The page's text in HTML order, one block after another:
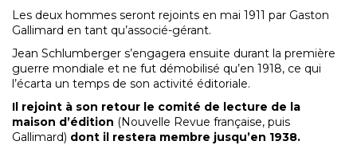
Les deux hommes seront rejoints en mai 1911 par Gaston
Gallimard en tant qu’associé-gérant.
Jean Schlumberger s’engagera ensuite durant la première
guerre mondiale et ne fut démobilisé qu’en 1918, ce qui
l’écarta un temps de son activité éditoriale.
Il rejoint à son retour le comité de lecture de la
maison d’édition (Nouvelle Revue française, puis
Gallimard) dont il restera membre jusqu’en 1938.